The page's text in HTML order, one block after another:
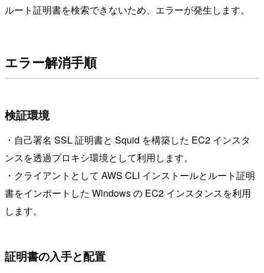
ルート証明書を検索できないため、エラーが発生します。
エラー解消手順
検証環境
・自己署名 SSL 証明書と Squid を構築した EC2 インスタ
ンスを透過プロキシ環境として利用します。
・クライアントとして AWS CLI インストールとルート証明
書をインポートした Windows の EC2 インスタンスを利用
します。
証明書の入手と配置